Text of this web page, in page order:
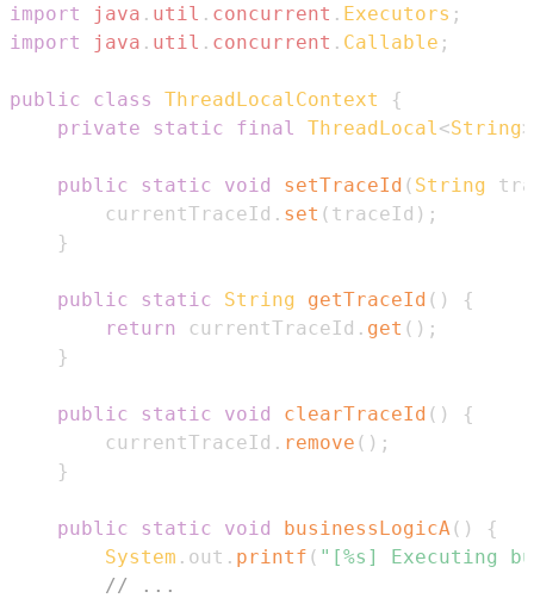
import
java . util . concurrent . Executors ;
import
java . util . concurrent . Callable ;
public class ThreadLocalContext
{
private
static final ThreadLocal <String>
public static void setTraceId ( String
        currentTraceId
. set ( traceId ) ;
}
public static String getTraceId ( )
{
return
currentTraceId . get ( ) ;
}
public static void clearTraceId ( )
{
        currentTraceId
. remove ( ) ;
}
public static void businessLogicA ( )
{
System . out . printf ( "[%s] Executing
// ...